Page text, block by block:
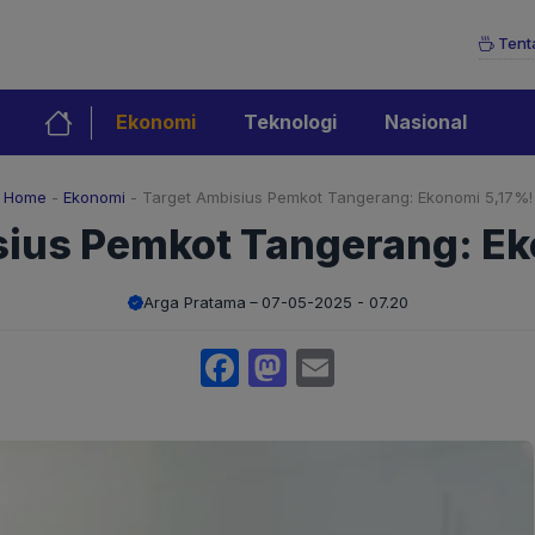
Ekonomi Teknologi Nasional
Home - Ekonomi - Target Ambisius Pemkot Tangerang: Ekonomi 5,17%!
Pemkot Tangerang:
Arga Pratama 07-05-2025 - 07.20
Facebook
Mastodon